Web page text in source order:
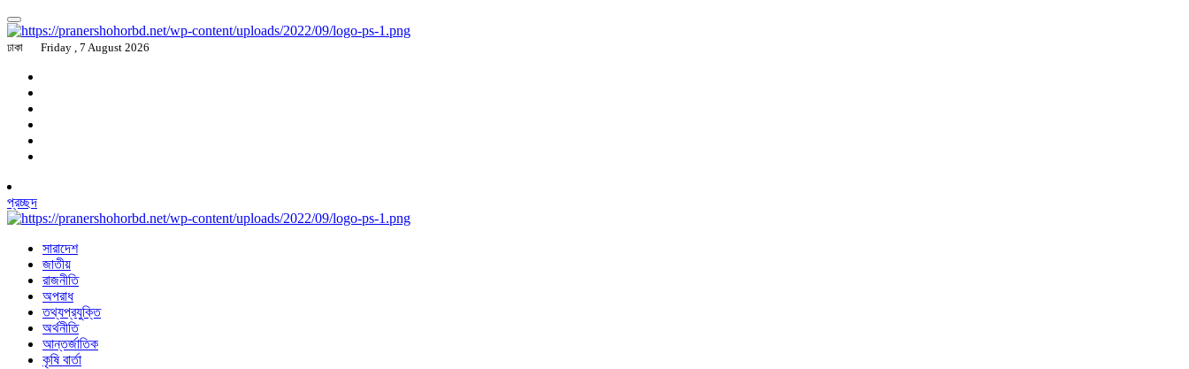
ঢাকা Friday , 7 August 2026
প্রচ্ছদ
সারাদেশ
জাতীয়
রাজনীতি
অপরাধ
তথ্যপ্রযুক্তি
অর্থনীতি
আন্তর্জাতিক
কৃষি বার্তা